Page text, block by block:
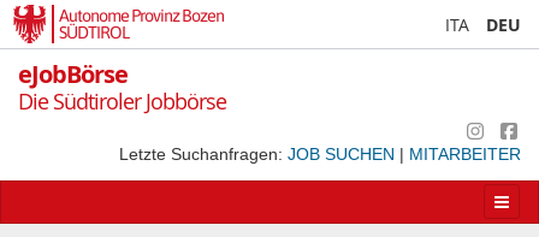
Autonome Provinz Bozen
SÜDTIROL
ITA DEU
eJobBörse
Die Südtiroler Jobbörse
Letzte Suchanfragen: JOB SUCHEN | MITARBEITER
Apri/
la